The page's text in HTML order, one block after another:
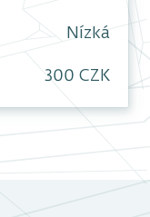
Nízká
300 CZK